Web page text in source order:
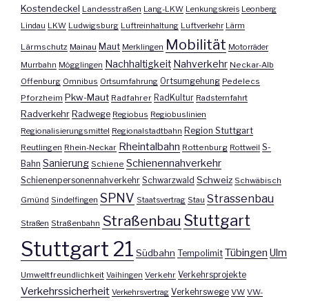
Kostendeckel Landesstraßen Lang-LKW Lenkungskreis Leonberg
Lindau LKW Ludwigsburg Luftreinhaltung Luftverkehr Lärm
Lärmschutz Mainau Maut Merklingen Mobilität Motorräder
Murrbahn Mögglingen Nachhaltigkeit Nahverkehr Neckar-Alb
Offenburg Omnibus Ortsumfahrung Ortsumgehung Pedelecs
Pforzheim Pkw-Maut Radfahrer RadKultur Radsternfahrt
Radverkehr Radwege Regiobus Regiobuslinien
Regionalisierungsmittel Regionalstadtbahn Region Stuttgart
Reutlingen Rhein-Neckar Rheintalbahn Rottenburg Rottweil S-
Bahn Sanierung Schiene Schienennahverkehr
Schienenpersonennahverkehr Schwarzwald Schweiz Schwäbisch
Gmünd Sindelfingen SPNV Staatsvertrag Stau Strassenbau
Straßen Straßenbahn Straßenbau Stuttgart
Stuttgart 21 Südbahn Tempolimit Tübingen Ulm
Umweltfreundlichkeit Vaihingen Verkehr Verkehrsprojekte
Verkehrssicherheit Verkehrsvertrag Verkehrswege VW VW-